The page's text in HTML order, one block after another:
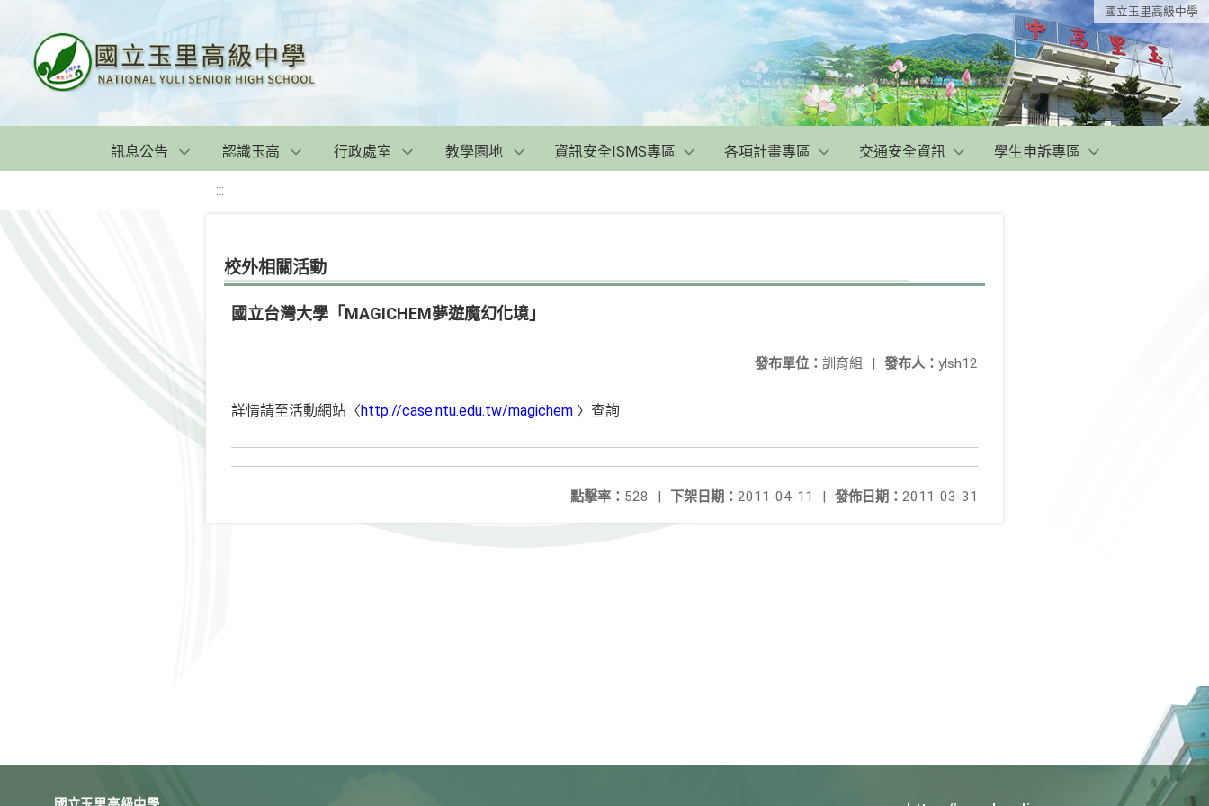
國立玉里高級中學
訊息公告 認識玉高 行政處室 教學園地 資訊安全ISMS專區 各項計畫專區 交通安全資訊 學生申訴專區
:::
校外相關活動
國立台灣大學「MAGICHEM夢遊魔幻化境」
發布人： ylsh12
發布單位： 訓育組 |
詳情請至活動網站〈http://case.ntu.edu.tw/magichem 〉查詢
發佈日期： 2011-03-31
下架日期： 2011-04-11 |
點擊率： 528 |